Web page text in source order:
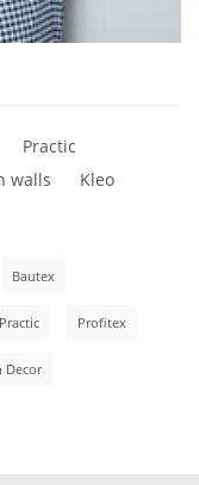
Practic
walls Kleo
Bautex
Practic Profitex
Decor